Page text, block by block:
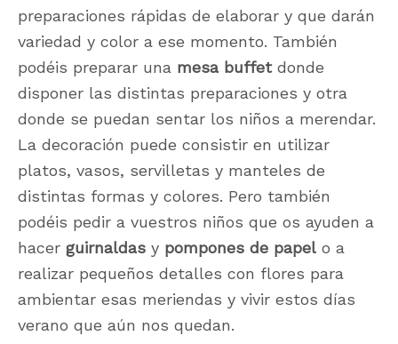
preparaciones rápidas de elaborar y que darán
variedad y color a ese momento. También
podéis preparar una mesa buffetdonde
disponer las distintas preparaciones y otra
donde se puedan sentar los niños a merendar.
La decoración puede consistir en utilizar
platos, vasos, servilletas y manteles de
distintas formas y colores. Pero también
podéis pedir a vuestros niños que os ayuden a
hacer guirnaldas y pompones de papel o a
realizar pequeños detalles con flores para
ambientar esas meriendas y vivir estos días
verano que aún nos quedan.